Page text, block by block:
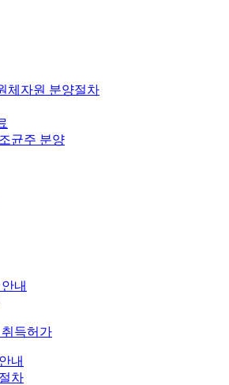
체자원 분양절차
균주 분양
내
득허가
내
차